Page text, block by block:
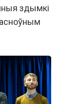
здымкі